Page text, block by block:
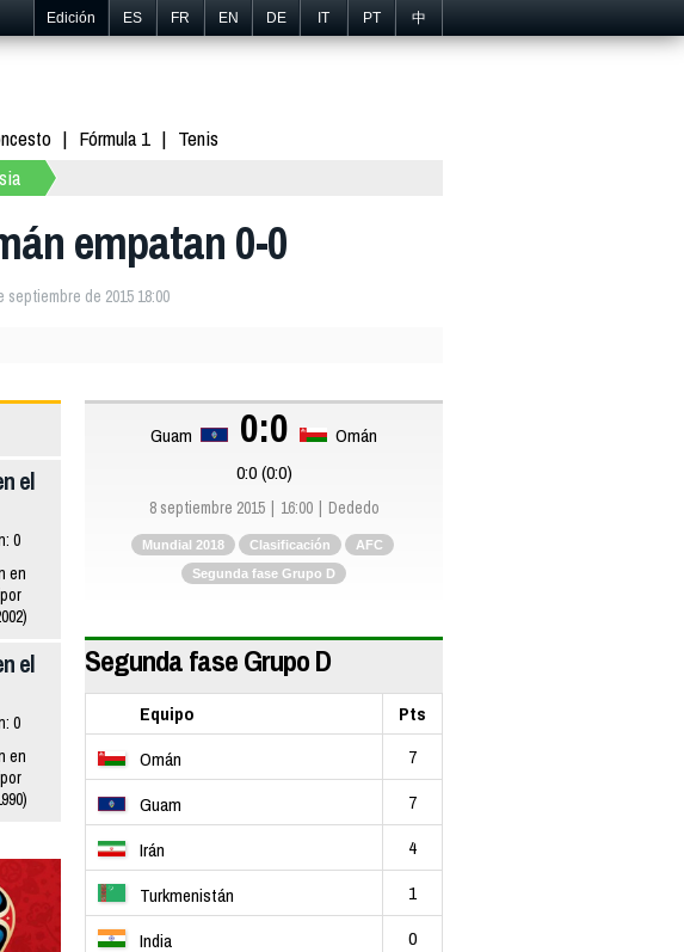
Edición ES FR EN DE IT PT 中
Fórmula 1
Tenis
empatan 0-0
de 2015 18:00
el
0
en
el
0
en
Guam 0:0
Omán
0:0 (0:0)
8 septiembre 2015 16:00 Dededo
Mundial 2018 Clasificación
AFC
Segunda fase Grupo D
Segunda fase Grupo D
Equipo
Pts
Omán
7
Guam
7
Irán
4
Turkmenistán
1
India
0